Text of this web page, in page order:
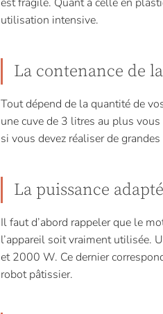
utilisation intensive.
La contenance de
Tout dépend de la quantité de
une cuve de 3 litres au plus
si vous devez réaliser de
La puissance
Il faut d’abord rappeler que le
l’appareil soit vraiment utilisée.
et 2000 W. Ce dernier
robot pâtissier.